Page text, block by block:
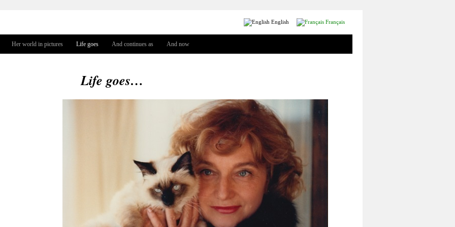
English Français
Her world in pictures Life goes And continues as And now
Life goes…